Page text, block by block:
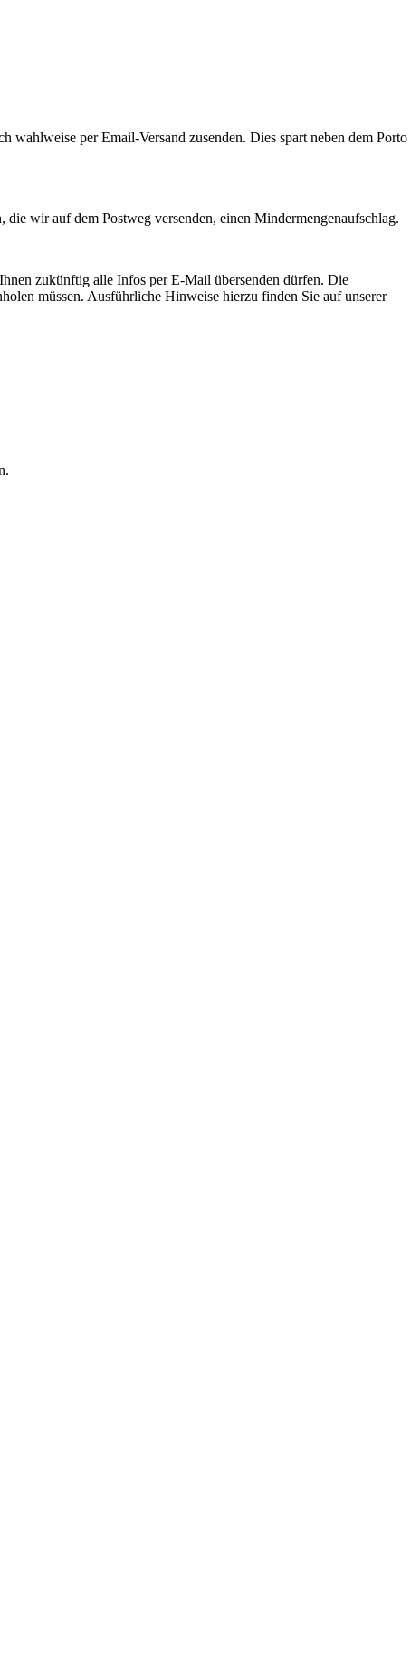
wahlweise per Email-Versand zusenden. Dies spart neben dem Porto
wir auf dem Postweg versenden, einen Mindermengenaufschlag.
zukünftig alle Infos per E-Mail übersenden dürfen. Die
müssen. Ausführliche Hinweise hierzu finden Sie auf unserer